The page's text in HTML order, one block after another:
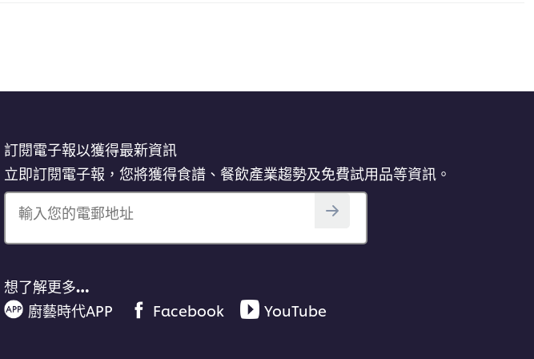
訂閱電子報以獲得最新資訊
立即訂閱電子報，您將獲得食譜、餐飲產業趨勢及免費試用品等資訊。
輸入您的電郵地址
想了解更多…
廚藝時代APP
Facebook YouTube